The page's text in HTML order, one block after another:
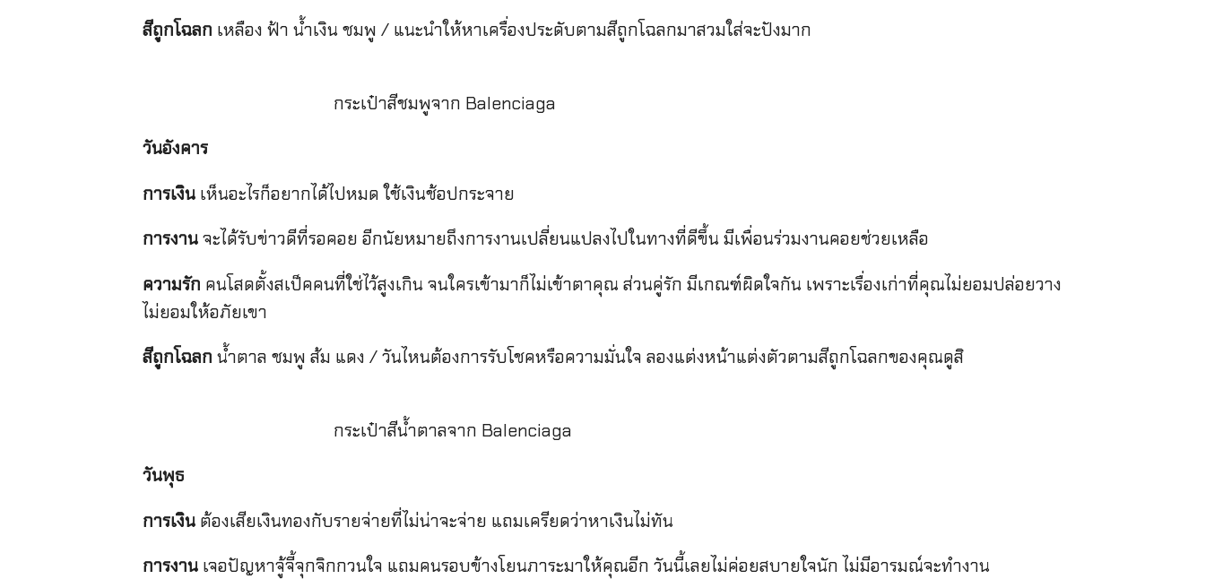
สีถูกโฉลก เหลือง ฟ้า น้ำเงิน ชมพู / แนะนำให้หาเครื่องประดับตามสีถูกโฉลกมาสวมใส่จะปังมาก
กระเป๋าสีชมพูจาก Balenciaga
วันอังคาร
การเงิน เห็นอะไรก็อยากได้ไปหมด ใช้เงินช้อปกระจาย
การงานจะได้รับข่าวดีที่รอคอย อีกนัยหมายถึงการงานเปลี่ยนแปลงไปในทางที่ดีขึ้น มีเพื่อนร่วมงานคอยช่วยเหลือ
ความรัก คนโสดตั้งสเป็คคนที่ใช่ไว้สูงเกิน จนใครเข้ามาก็ไม่เข้าตาคุณ ส่วนคู่รัก มีเกณฑ์ผิดใจกัน เพราะเรื่องเก่าที่คุณไม่ยอมปล่อยวาง
ไม่ยอมให้อภัยเขา
สีถูกโฉลก น้ำตาล ชมพู ส้ม แดง / วันไหนต้องการรับโชคหรือความมั่นใจ ลองแต่งหน้าแต่งตัวตามสีถูกโฉลกของคุณดูสิ
กระเป๋าสีน้ำตาลจาก Balenciaga
วันพุธ
การเงิน ต้องเสียเงินทองกับรายจ่ายที่ไม่น่าจะจ่าย แถมเครียดว่าหาเงินไม่ทัน
การงาน เจอปัญหาจู้จี้จุกจิกกวนใจ แถมคนรอบข้างโยนภาระมาให้คุณอีก วันนี้เลยไม่ค่อยสบายใจนัก ไม่มีอารมณ์จะทำงาน